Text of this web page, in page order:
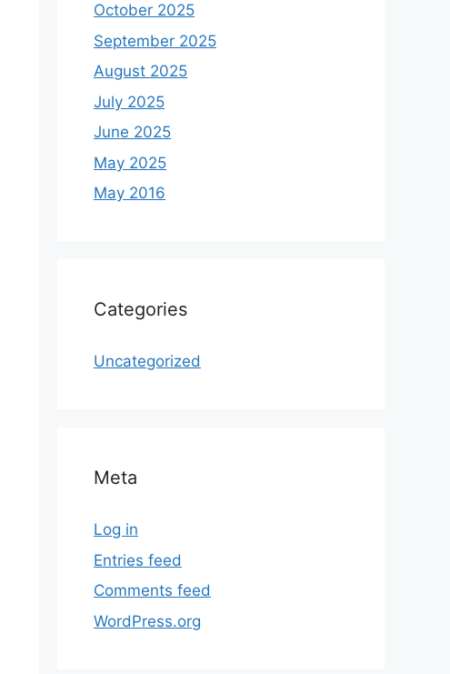
October 2025
September 2025
August 2025
July 2025
June 2025
May 2025
May 2016
Categories
Uncategorized
Meta
Log in
Entries feed
Comments feed
WordPress.org